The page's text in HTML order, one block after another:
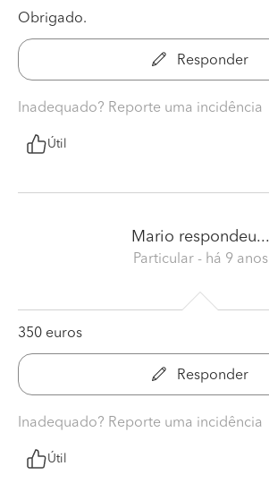
Obrigado.
Responder
Inadequado? Reporte uma incidência
Útil
Mario respondeu...
Particular - há 9 anos
350 euros
Responder
Inadequado? Reporte uma incidência
Útil